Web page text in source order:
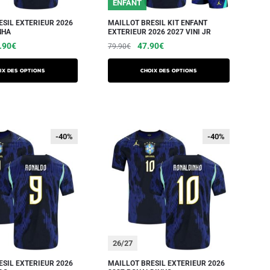
EXTERIEUR 2026
€
des options
ENFANT
MAILLOT BRESIL KIT ENFANT
EXTERIEUR 2026 2027 VINI JR
79.90€ 47.90€
Choix des options
-40%
-40%
EXTERIEUR 2026
-40%
26/27
-40%
MAILLOT BRESIL EXTERIEUR 2026